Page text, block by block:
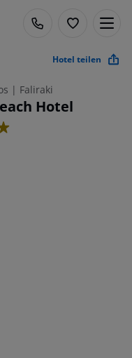
Hotel teilen
| Faliraki
Hotel